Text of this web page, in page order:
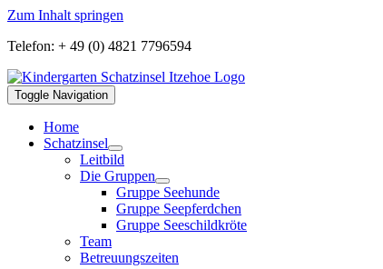
Zum Inhalt springen
Telefon: + 49 (0) 4821 7796594
Toggle Navigation
Home
Schatzinsel
Leitbild
Die Gruppen
Gruppe Seehunde
Gruppe Seepferdchen
Gruppe Seeschildkröte
Team
Betreuungszeiten